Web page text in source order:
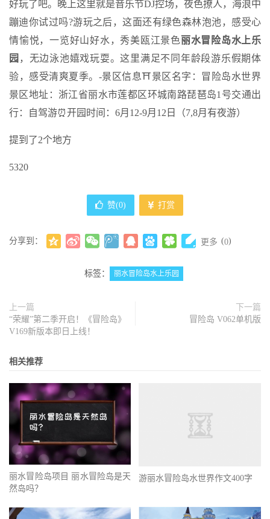
好玩了吧。晚上这里就是音乐节DJ控场，夜色撩人，海浪中
蹦迪你试过吗?️游玩之后，这面还有绿色森林泡池，感受心
情愉悦，一览好山好水，秀美瓯江景色丽水冒险岛水上乐
园 ，无边泳池嬉戏玩耍。这里满足不同年龄段游乐假期体
验，感受清爽夏季。-景区信息⛩景区名字：冒险岛水世界
景区地址：浙江省丽水市莲都区环城南路琵琶岛1号交通出
行：自驾游⏰开园时间：6月12-9月12日（7,8月有夜游）
提到了2个地方
5320
赞(0) 打赏
分享到： 更多 (0)
标签： 丽水冒险岛水上乐园
上一篇
“荣耀”第二季开启！《冒险岛》
V169新版本即日上线！
下一篇
冒险岛 V062单机版
相关推荐
丽水冒险岛项目 丽水冒险岛是天
然岛吗？
游丽水冒险岛水世界作文400字